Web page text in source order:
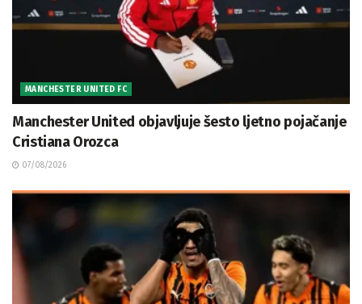
MANCHESTER UNITED FC
Manchester United objavljuje šesto ljetno pojačanje
Cristiana Orozca
07/08/2026